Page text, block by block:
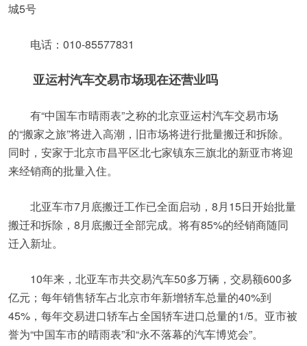
城5号
电话：010-85577831
亚运村汽车交易市场现在还营业吗
有“中国车市晴雨表”之称的北京亚运村汽车交易市场
的“搬家之旅”将进入高潮，旧市场将进行批量搬迁和拆除。
同时，安家于北京市昌平区北七家镇东三旗北的新亚市将迎
来经销商的批量入住。
北亚车市7月底搬迁工作已全面启动，8月15日开始批量
搬迁和拆除，8月底搬迁全部完成。将有85%的经销商随同
迁入新址。
10年来，北亚车市共交易汽车50多万辆，交易额600多
亿元；每年销售轿车占北京市年新增轿车总量的40%到
45%，每年交易进口轿车占全国轿车进口总量的1/5。亚市被
誉为“中国车市的晴雨表”和“永不落幕的汽车博览会”。